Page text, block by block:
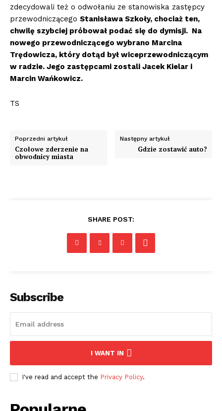
zdecydowali też o odwołaniu ze stanowiska zastępcy
przewodniczącego Stanisława Szkoły, chociaż ten,
chwilę szybciej próbował podać się do dymisji. Na
nowego przewodniczącego wybrano Marcina
Trędowicza, który dotąd był wiceprzewodniczącym
w radzie. Jego zastępcami zostali Jacek Kielar i
Marcin Wańkowicz.
TS
Poprzedni artykuł
Czołowe zderzenie na
obwodnicy miasta
Następny artykuł
Gdzie zostawić auto?
SHARE POST:
Subscribe
I WANT IN
I've read and accept the Privacy Policy.